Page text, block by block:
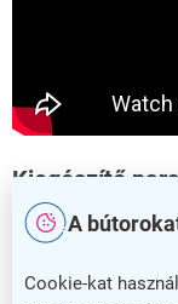
A
Cookie-kat
Kiegészítő
Kategória:
Szín: